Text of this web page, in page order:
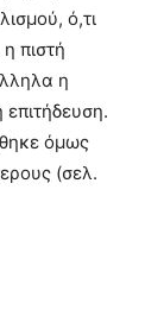
ό,τι
πιστή
η
επιτήδευση.
όμως
(σελ.